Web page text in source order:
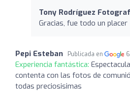
Tony Rodríguez
Gracias, fue todo un placer
Pepi Esteban Publicada en
Experiencia fantástica:
contenta con las fotos de
todas preciosisimas